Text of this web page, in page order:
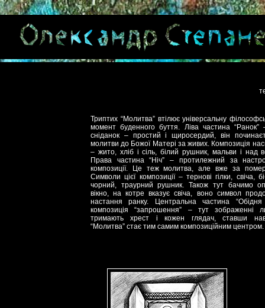
Триптих “Молитва” втілює універсальну
момент буденного буття. Ліва частина “Ранок”
сніданок – простий і щиросердий, він
молитви до Божої Матері за живих. Композиція
– жито, хліб і сіль, білий рушник, мальви і над
Права частина “Ніч” – протилежний за
композиції. Це теж молитва, але вже за
Символи цієї композиції – тернові гілки, свіча,
чорний, траурний рушник. Також тут бачимо
вікно, на котре вказує свіча, воно символ
настання ранку. Центральна частина
композиція “запрошення” – тут зображенні
тримають хрест і кожен глядач, ставши
“Молитва” стає тим самим композиційним центром.